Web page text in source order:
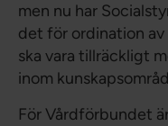
men nu har
det för ordination
ska vara tillräckligt
inom
För Vårdförbundet